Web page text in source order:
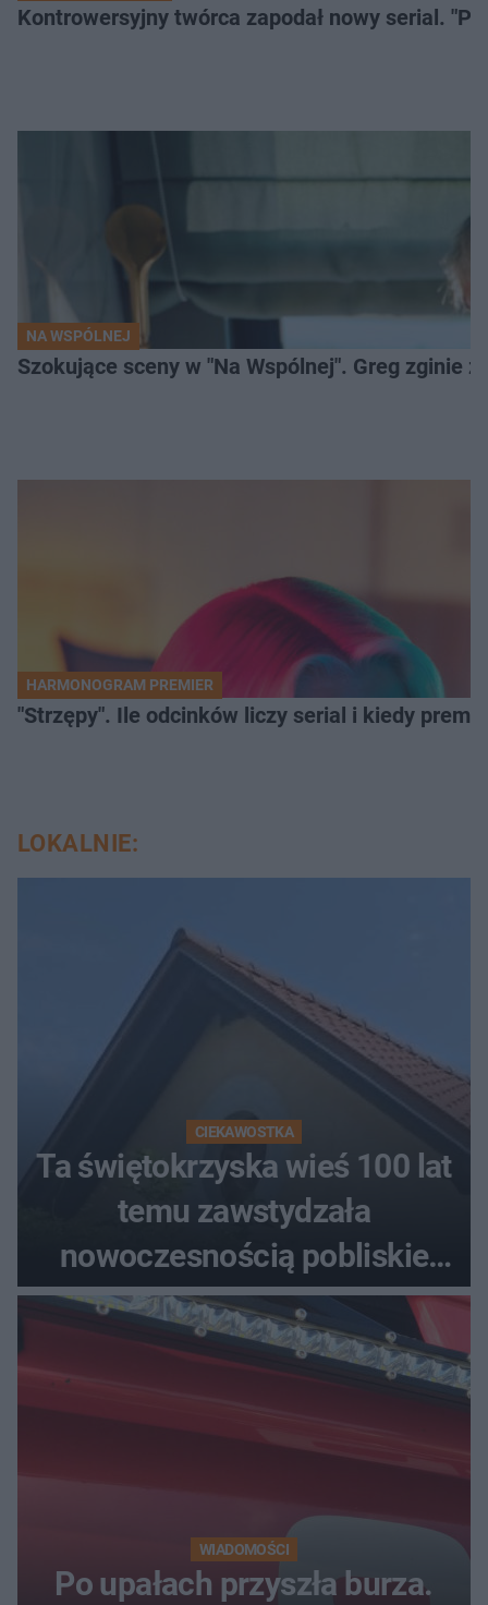
Kontrowersyjny twórca zapodał nowy serial.
NA WSPÓLNEJ
Szokujące sceny w "Na Wspólnej". Greg zginie z
HARMONOGRAM PREMIER
"Strzępy". Ile odcinków liczy serial i kiedy
LOKALNIE:
CIEKAWOSTKA
Ta świętokrzyska wieś 100 lat
temu zawstydzała
nowoczesnością pobliskie
miasta. Prąd, telefon i
luksusowa auta
WIADOMOŚCI
Po upałach przyszła burza.